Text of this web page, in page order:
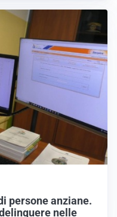
persone anziane.
nelle